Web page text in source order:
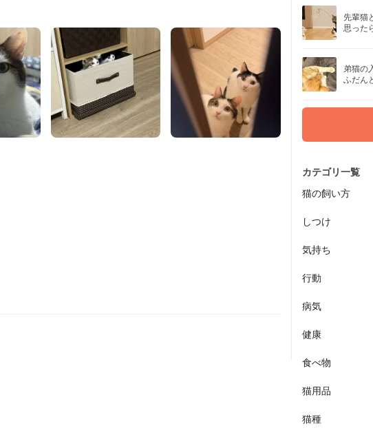
先輩猫
思った
弟猫の
ふだん
カテゴリ一覧
猫の飼い方
しつけ
気持ち
行動
病気
健康
食べ物
猫用品
猫種